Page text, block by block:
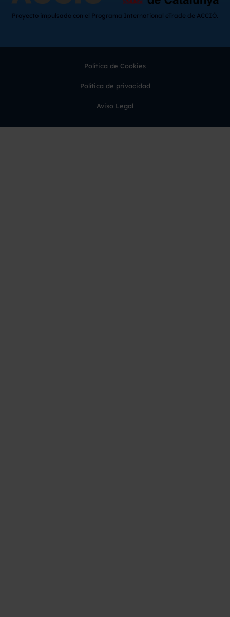
Proyecto impulsado con el Programa International eTrade de ACCIÓ.
Política de Cookies
Política de privacidad
Aviso Legal